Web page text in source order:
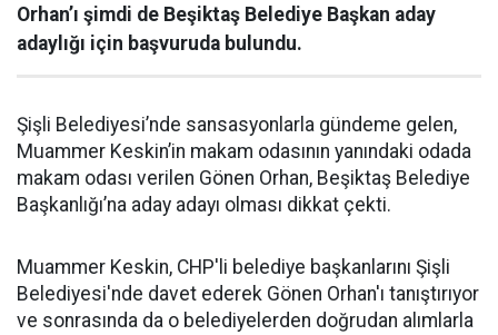
Orhan’ı şimdi de Beşiktaş Belediye Başkan aday
adaylığı için başvuruda bulundu.
Şişli Belediyesi’nde sansasyonlarla gündeme gelen,
Muammer Keskin’in makam odasının yanındaki odada
makam odası verilen Gönen Orhan, Beşiktaş Belediye
Başkanlığı’na aday adayı olması dikkat çekti.
Muammer Keskin, CHP'li belediye başkanlarını Şişli
Belediyesi'nde davet ederek Gönen Orhan'ı tanıştırıyor
ve sonrasında da o belediyelerden doğrudan alımlarla